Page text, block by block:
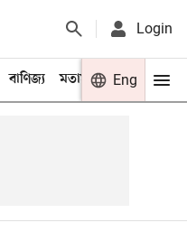
Login
বাণিজ্য মতামত খেলা
Eng